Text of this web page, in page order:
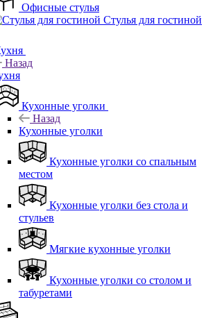
Офисные стулья
Стулья для гостиной
Назад
Кухонные уголки
Назад
Кухонные уголки
Кухонные уголки со спальным
местом
Кухонные уголки без стола и
стульев
Мягкие кухонные уголки
Кухонные уголки со столом и
табуретами